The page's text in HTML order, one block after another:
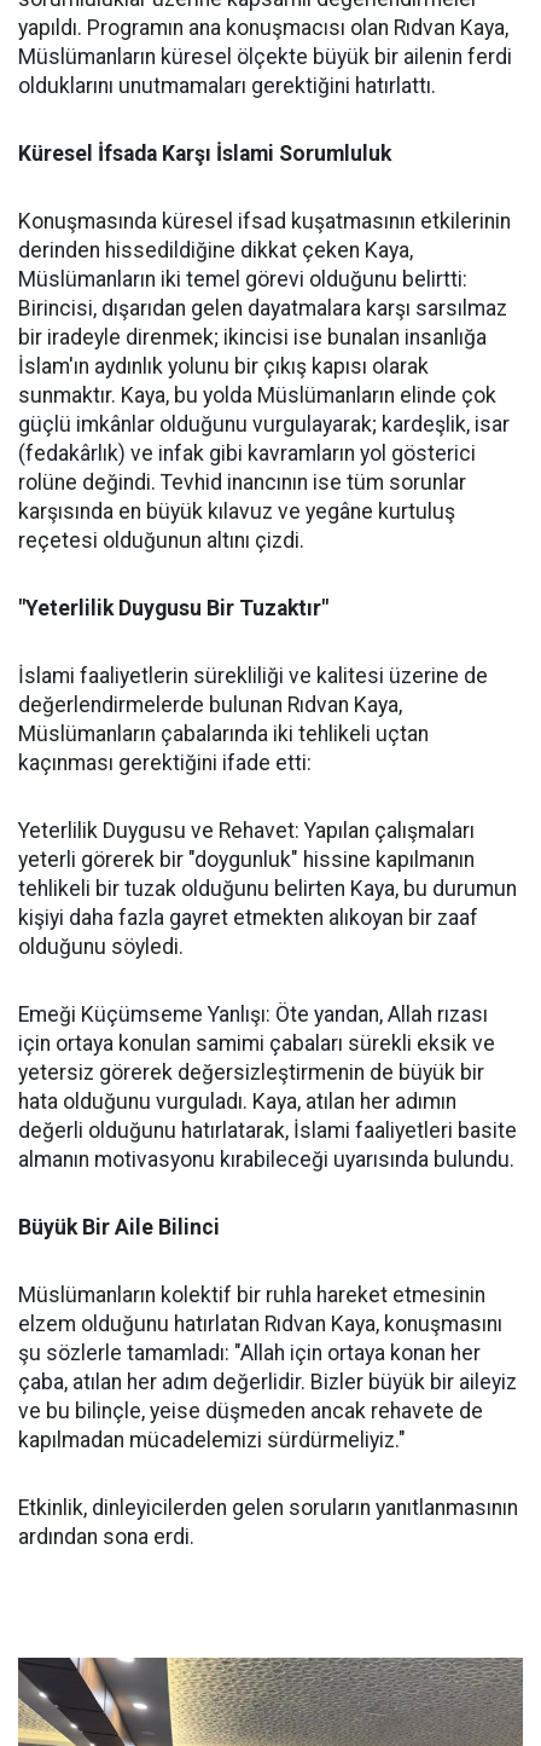
yapıldı. Programın ana konuşmacısı olan Rıdvan Kaya,
Müslümanların küresel ölçekte büyük bir ailenin ferdi
olduklarını unutmamaları gerektiğini hatırlattı.
Küresel İfsada Karşı İslami Sorumluluk
Konuşmasında küresel ifsad kuşatmasının etkilerinin
derinden hissedildiğine dikkat çeken Kaya,
Müslümanların iki temel görevi olduğunu belirtti:
Birincisi, dışarıdan gelen dayatmalara karşı sarsılmaz
bir iradeyle direnmek; ikincisi ise bunalan insanlığa
İslam'ın aydınlık yolunu bir çıkış kapısı olarak
sunmaktır. Kaya, bu yolda Müslümanların elinde çok
güçlü imkânlar olduğunu vurgulayarak; kardeşlik, isar
(fedakârlık) ve infak gibi kavramların yol gösterici
rolüne değindi. Tevhid inancının ise tüm sorunlar
karşısında en büyük kılavuz ve yegâne kurtuluş
reçetesi olduğunun altını çizdi.
"Yeterlilik Duygusu Bir Tuzaktır"
İslami faaliyetlerin sürekliliği ve kalitesi üzerine de
değerlendirmelerde bulunan Rıdvan Kaya,
Müslümanların çabalarında iki tehlikeli uçtan
kaçınması gerektiğini ifade etti:
Yeterlilik Duygusu ve Rehavet: Yapılan çalışmaları
yeterli görerek bir "doygunluk" hissine kapılmanın
tehlikeli bir tuzak olduğunu belirten Kaya, bu durumun
kişiyi daha fazla gayret etmekten alıkoyan bir zaaf
olduğunu söyledi.
Emeği Küçümseme Yanlışı: Öte yandan, Allah rızası
için ortaya konulan samimi çabaları sürekli eksik ve
yetersiz görerek değersizleştirmenin de büyük bir
hata olduğunu vurguladı. Kaya, atılan her adımın
değerli olduğunu hatırlatarak, İslami faaliyetleri basite
almanın motivasyonu kırabileceği uyarısında bulundu.
Büyük Bir Aile Bilinci
Müslümanların kolektif bir ruhla hareket etmesinin
elzem olduğunu hatırlatan Rıdvan Kaya, konuşmasını
şu sözlerle tamamladı: "Allah için ortaya konan her
çaba, atılan her adım değerlidir. Bizler büyük bir aileyiz
ve bu bilinçle, yeise düşmeden ancak rehavete de
kapılmadan mücadelemizi sürdürmeliyiz."
Etkinlik, dinleyicilerden gelen soruların yanıtlanmasının
ardından sona erdi.